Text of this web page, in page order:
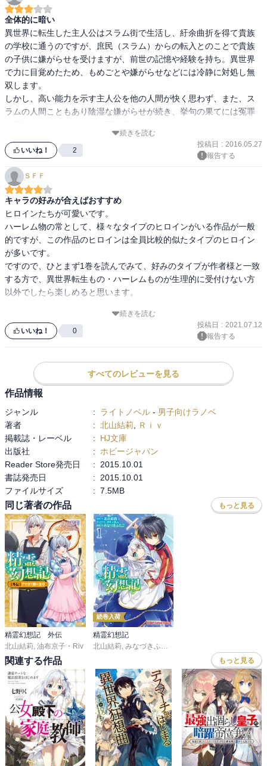
全体的に暗い
異世界に転生した主人公はスラム街で生活し、紆余曲折を得て貴族
の学校に通うのですが、庶民（スラム）からの転入とのことで貴族
の子供に嫌がらせを受けますが、前世の記憶や経験を持ち。異世界
で力に目覚めたため、もめごとや嫌がらせなどには冷静に対処し無
双します。
しかし、高い能力を示す主人公を他の人間が快く思わず、また、ス
ラムの人間こともあり陰湿な嫌がらせが続き、挙句の果てには冤罪
色々な人たちからの嫌がらせなどを受ける中で、わずかに主人公を
認めてくれている人たちが若干の光となっている感じがします。
続きを読む
いいね！ 2
投稿日 : 2016.05.27
報告する
ＳＦＦ
キャラの好みが合えばおすすめ
ヒロインたちが可愛いです。
ハーレム物の常として、様々なタイプのヒロインがいる作品が一般
的ですが、この作品のヒロインは全員比較的似たタイプのヒロイン
が多いです。
ですので、ひとまず1巻を読んでみて、好みのタイプが作者様と一致
する方で、異世界転生もの・ハーレムものが生理的に受付けない方
以外でしたら楽しめると思います。
文法やいいまわしに気になる部分が目につきますが、話の方は続き
が気になり、Web版含めて一気読みしてしまいました。
後は「Web版とは全然違います」との事ですが、いつでも大筋は合
わせられる程度の調整の様に感じてしまいます。今後に期待です
@15巻まで読了
キャラ名についてはノーコメントで。
続きを読む
いいね！ 0
投稿日 : 2021.07.12
報告する
すべてのレビューを見る
作品情報
ジャンル : ライトノベル - 男子向けラノベ
著者
: 北山結莉
Ｒｉｖ
掲載誌・レーベル
:
HJ文庫
出版社
:
ホビージャパン
Reader Store発売日
:
2015.10.01
書誌発売日
:
2015.10.01
ファイルサイズ
: 7.5MB
同じ著者の作品 もっと見る
精霊幻想記 外伝
北山結莉, 油布京子・Riv
続巻入荷
精霊幻想記
北山結莉, みなづきふたご
関連する作品 もっと見る